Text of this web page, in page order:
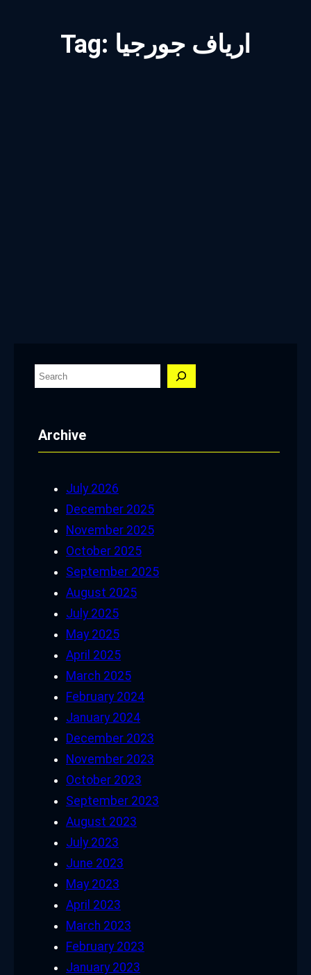
Tag: ارياف جورجيا
S
rArchive
July 2026
December 2025
November 2025
October 2025
September 2025
August 2025
July 2025
May 2025
April 2025
March 2025
February 2024
January 2024
December 2023
November 2023
October 2023
September 2023
August 2023
July 2023
June 2023
May 2023
April 2023
March 2023
February 2023
January 2023